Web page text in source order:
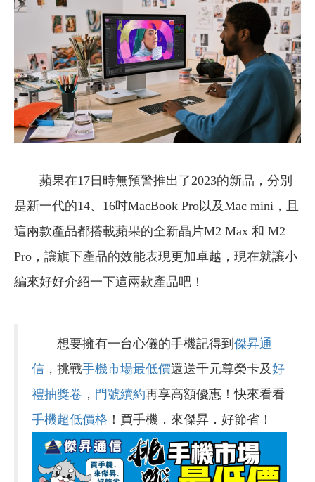
蘋果在17日時無預警推出了2023的新品，分別
是新一代的14、16吋MacBook Pro以及Mac mini，且
這兩款產品都搭載蘋果的全新晶片M2 Max 和 M2
Pro，讓旗下產品的效能表現更加卓越，現在就讓小
編來好好介紹一下這兩款產品吧！
想要擁有一台心儀的手機記得到 傑昇通
信 ，挑戰手機市場最低價還送千元尊榮卡及好
禮抽獎卷 ， 門號續約再享高額優惠！快來看看
手機超低價格 ！買手機．來傑昇．好節省！